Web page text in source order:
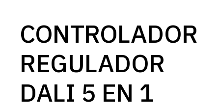
CONTROLADOR
REGULADOR
DALI 5 EN 1